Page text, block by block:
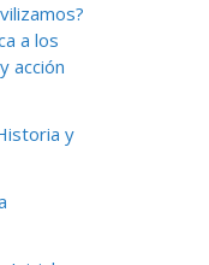
a los
acción
y